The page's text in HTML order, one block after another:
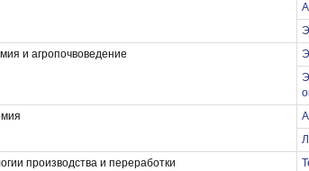
и агропочвоведение
производства и переработки